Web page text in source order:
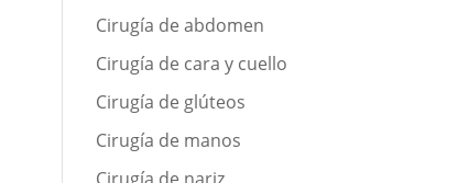
Cirugía de abdomen
Cirugía de cara y cuello
Cirugía de glúteos
Cirugía de manos